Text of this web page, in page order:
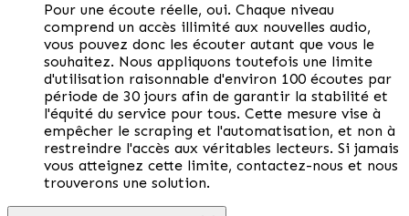
Pour une écoute réelle, oui. Chaque niveau
comprend un accès illimité aux nouvelles audio,
vous pouvez donc les écouter autant que vous le
souhaitez. Nous appliquons toutefois une limite
d'utilisation raisonnable d'environ 100 écoutes par
période de 30 jours afin de garantir la stabilité et
l'équité du service pour tous. Cette mesure vise à
empêcher le scraping et l'automatisation, et non à
restreindre l'accès aux véritables lecteurs. Si jamais
vous atteignez cette limite, contactez-nous et nous
trouverons une solution.